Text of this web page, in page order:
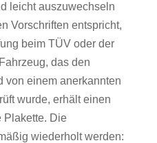
leicht auszuwechseln
Vorschriften entspricht,
beim TÜV oder der
das den
von einem anerkannten
wurde, erhält einen
Plakette. Die
wiederholt werden: